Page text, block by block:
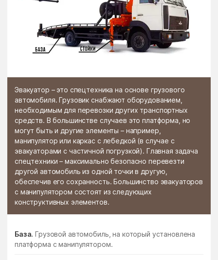
Эвакуатор – это спецтехника на основе грузового
автомобиля. Грузовик снабжают оборудованием,
необходимым для перевозки других транспортных
средств. В большинстве случаев это платформа, но
могут быть и другие элементы – например,
манипулятор или каркас с лебедкой (в случае с
эвакуаторами с частичной погрузкой). Главная задача
спецтехники – максимально безопасно перевезти
другой автомобиль из одной точки в другую,
обеспечив его сохранность. Большинство эвакуаторов
с манипулятором состоят из следующих
конструктивных элементов.
База. Грузовой автомобиль, на который установлена
платформа с манипулятором.